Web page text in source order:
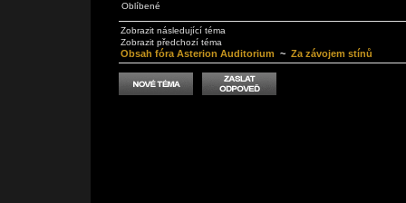
Oblíbené
Zobrazit následující téma
Zobrazit předchozí téma
Obsah fóra Asterion Auditorium ~ Za závojem stínů